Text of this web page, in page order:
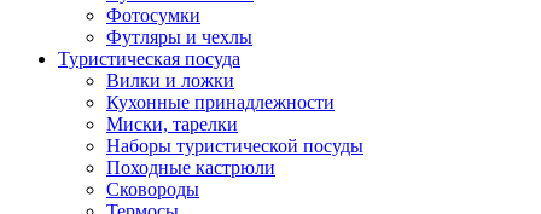
Фотосумки
Футляры и чехлы
Туристическая посуда
Вилки и ложки
Кухонные принадлежности
Миски, тарелки
Наборы туристической посуды
Походные кастрюли
Сковороды